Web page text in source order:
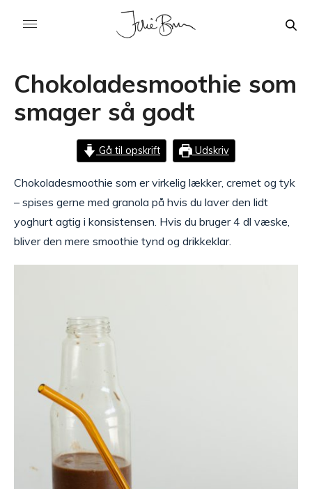
Chokoladesmoothie som
smager så godt
Gå til opskrift Udskriv
Chokoladesmoothie som er virkelig lækker, cremet og tyk
– spises gerne med granola på hvis du laver den lidt
yoghurt agtig i konsistensen. Hvis du bruger 4 dl væske,
bliver den mere smoothie tynd og drikkeklar.